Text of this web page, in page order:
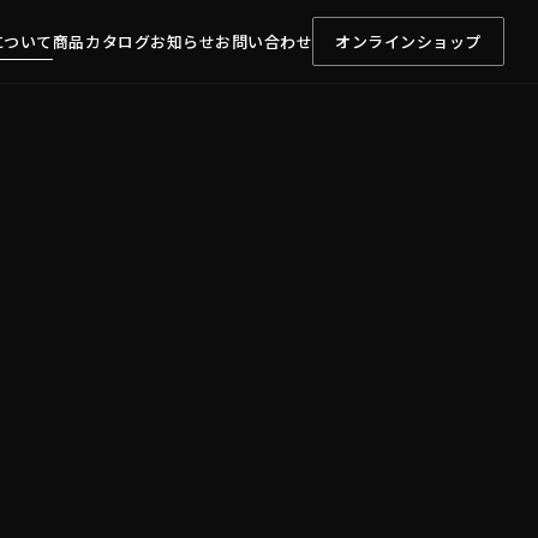
いて商品カタログお知らせお問い合わせ オンラインショップ